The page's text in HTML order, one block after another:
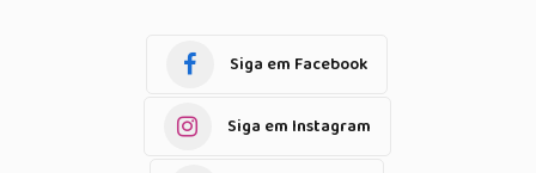
Siga em Facebook
Siga em Instagram